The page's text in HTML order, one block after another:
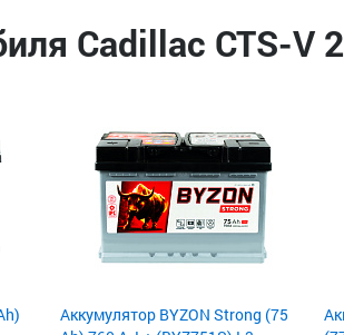
Cadillac CTS-V
Аккумулятор BYZON Strong (75